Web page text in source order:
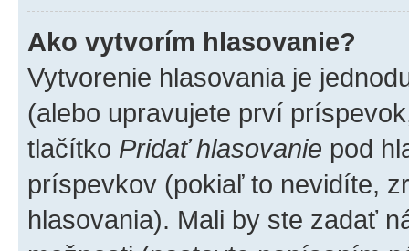
Ako vytvorím hlasovanie?
Vytvorenie hlasovania je
(alebo upravujete prví
tlačítko Pridať hlasovanie pod
príspevkov (pokiaľ to nevidíte,
hlasovania). Mali by ste zadať